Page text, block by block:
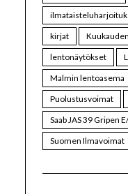
kirjat
lentonäytökset
Malmin lentoasema
Puolustusvoimat
Saab JAS 39 Gripen
Suomen Ilmavoimat